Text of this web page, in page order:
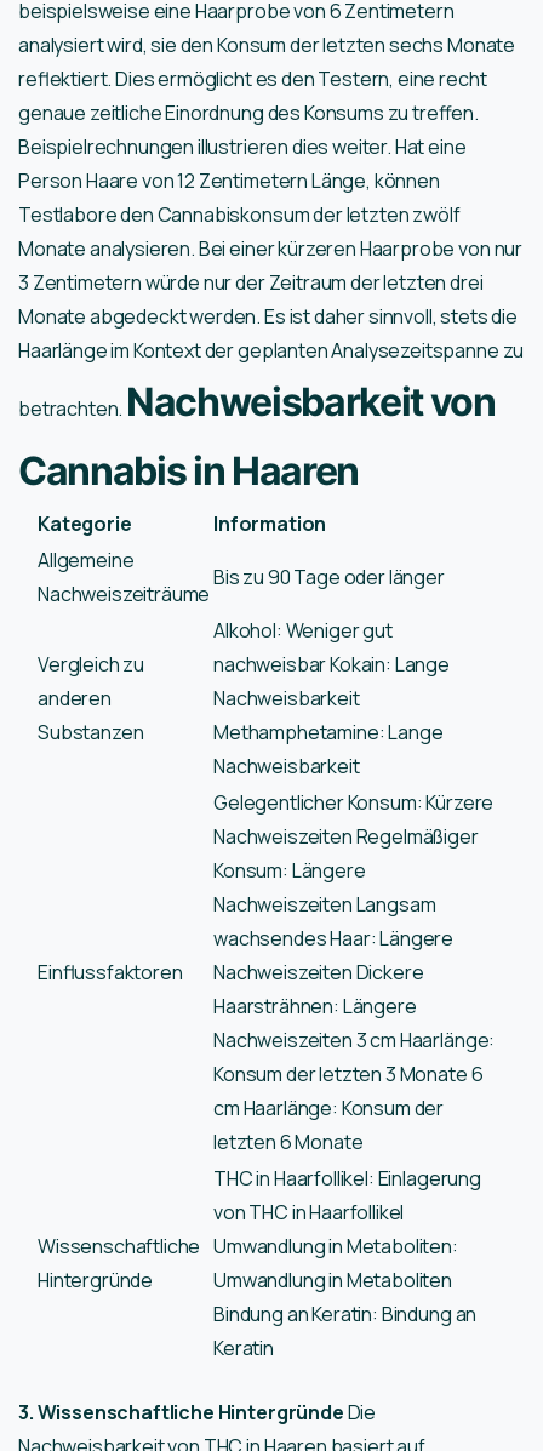
beispielsweise eine Haarprobe von 6 Zentimetern
analysiert wird, sie den Konsum der letzten sechs Monate
reflektiert. Dies ermöglicht es den Testern, eine recht
genaue zeitliche Einordnung des Konsums zu treffen.
Beispielrechnungen illustrieren dies weiter. Hat eine
Person Haare von 12 Zentimetern Länge, können
Testlabore den Cannabiskonsum der letzten zwölf
Monate analysieren. Bei einer kürzeren Haarprobe von nur
3 Zentimetern würde nur der Zeitraum der letzten drei
Monate abgedeckt werden. Es ist daher sinnvoll, stets die
Haarlänge im Kontext der geplanten Analysezeitspanne zu
betrachten. Nachweisbarkeit von
Cannabis in Haaren
Kategorie
Information
Allgemeine
Nachweiszeiträume
Bis zu 90 Tage oder länger
Vergleich zu
anderen
Substanzen
Alkohol: Weniger gut
nachweisbar Kokain: Lange
Nachweisbarkeit
Methamphetamine: Lange
Nachweisbarkeit
Einflussfaktoren
Gelegentlicher Konsum: Kürzere
Nachweiszeiten Regelmäßiger
Konsum: Längere
Nachweiszeiten Langsam
wachsendes Haar: Längere
Nachweiszeiten Dickere
Haarsträhnen: Längere
Nachweiszeiten 3 cm Haarlänge:
Konsum der letzten 3 Monate 6
cm Haarlänge: Konsum der
letzten 6 Monate
Wissenschaftliche
Hintergründe
THC in Haarfollikel: Einlagerung
von THC in Haarfollikel
Umwandlung in Metaboliten:
Umwandlung in Metaboliten
Bindung an Keratin: Bindung an
Keratin
3. Wissenschaftliche HintergründeDie